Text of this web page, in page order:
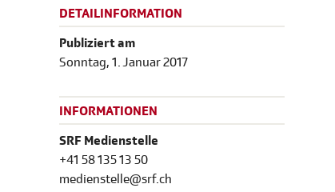
DETAILINFORMATION
Publiziert am
Sonntag, 1. Januar 2017
INFORMATIONEN
SRF Medienstelle
+41 58 135 13 50
medienstelle@srf.ch